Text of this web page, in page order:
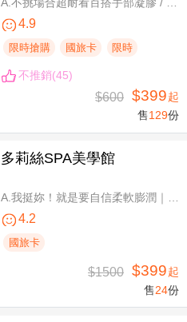
4.9
限時搶購 國旅卡 限時
不推銷(45)
$600 $399起
售129份
多莉絲SPA美學館
4.2
國旅卡
$1500 $399起
售24份